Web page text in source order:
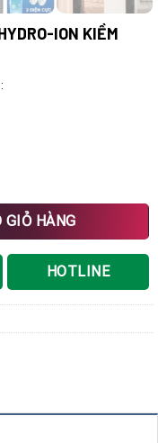
ION KIỀM
số lượng
GIỎ HÀNG
HOTLINE